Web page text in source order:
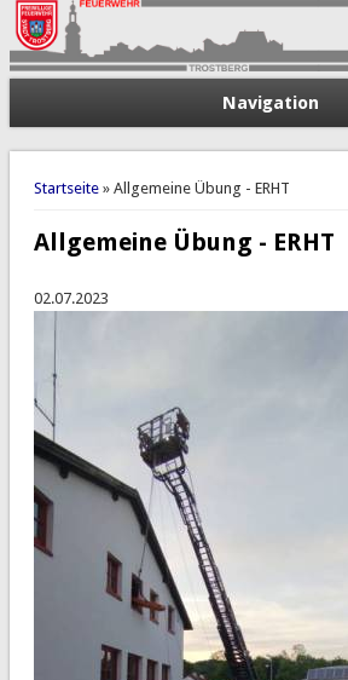
Navigation
Sie sind hier
Startseite» Allgemeine Übung - ERHT
Allgemeine Übung - ERHT
02.07.2023